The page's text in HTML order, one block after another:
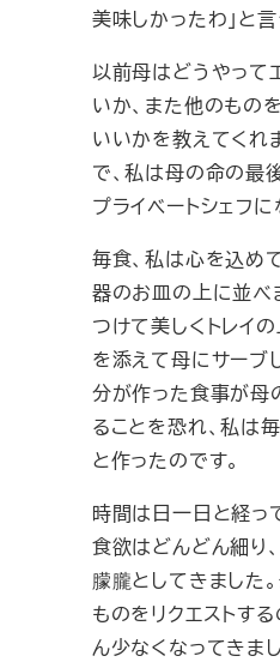
美味しかったわ」と
以前母はどうやって
いか、また他のもの
いいかを教えてくれ
で、私は母の命の最
プライベートシェフ
毎食、私は心を込め
器のお皿の上に並べ
つけて美しくトレイ
を添えて母にサーブ
分が作った食事が母
ることを恐れ、私は
と作ったのです。
時間は日一日と経っ
食欲はどんどん細り
朦朧としてきました
ものをリクエストす
ん少なくなってきま